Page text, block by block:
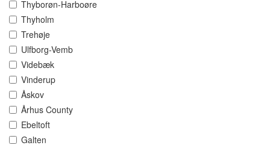
Thyborøn-Harboøre
Thyholm
Trehøje
Ulfborg-Vemb
Videbæk
Vinderup
Åskov
Århus County
Ebeltoft
Galten